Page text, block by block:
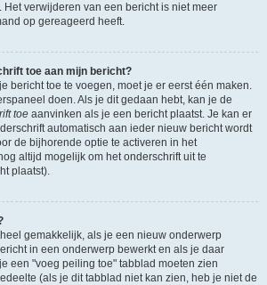
verwijderen van een bericht is niet meer
op gereageerd heeft.
toe aan mijn bericht?
bericht toe te voegen, moet je er eerst één maken.
doen. Als je dit gedaan hebt, kan je de
toe aanvinken als je een bericht plaatst. Je kan er
automatisch aan ieder nieuw bericht wordt
de bijhorende optie te activeren in het
altijd mogelijk om het onderschrift uit te
plaatst).
gemakkelijk, als je een nieuw onderwerp
in een onderwerp bewerkt en als je daar
een "voeg peiling toe" tabblad moeten zien
(als je dit tabblad niet kan zien, heb je niet de